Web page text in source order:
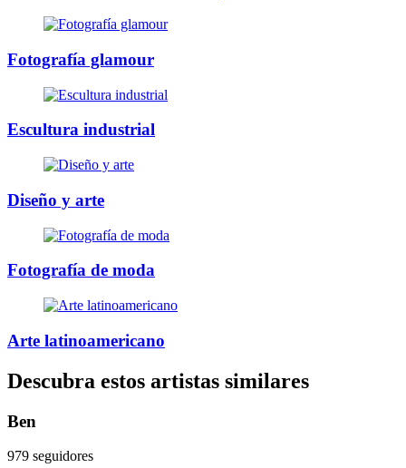
Fotografía glamour
Escultura industrial
Diseño y arte
Fotografía de moda
Arte latinoamericano
Descubra estos artistas similares
Ben
979 seguidores